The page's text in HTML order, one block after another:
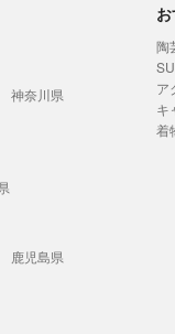
神奈川県
鹿児島県
陶
ア
キ
着